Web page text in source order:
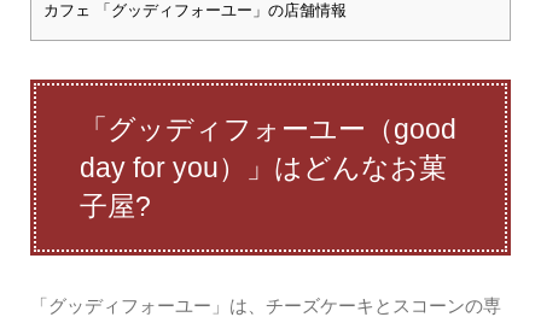
カフェ 「グッディフォーユー」の店舗情報
「グッディフォーユー（good
day for you）」はどんなお菓
子屋?
「グッディフォーユー」は、チーズケーキとスコーンの専